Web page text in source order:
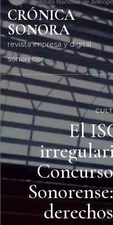
CRÓNICA
SONORA
revista impresa y digital
sonorense
El